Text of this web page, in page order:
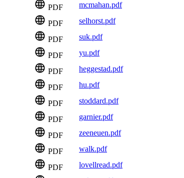
PDF mcmahan.pdf
PDF selhorst.pdf
PDF suk.pdf
PDF yu.pdf
PDF heggestad.pdf
PDF hu.pdf
PDF stoddard.pdf
PDF garnier.pdf
PDF zeeneuen.pdf
PDF walk.pdf
PDF lovellread.pdf